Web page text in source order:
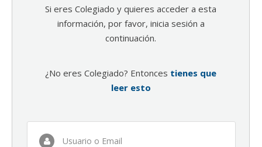
Si eres Colegiado y quieres acceder a esta
información, por favor, inicia sesión a
continuación.
¿No eres Colegiado? Entonces tienes que
leer esto
Usuario o Email